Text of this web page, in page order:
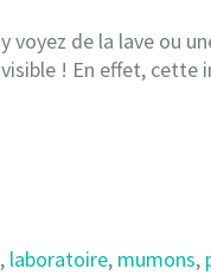
voyez de la lave
! En effet,
, laboratoire, mumons,